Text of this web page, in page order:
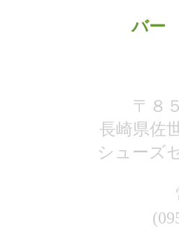
バー
〒８
長崎県佐
シューズ